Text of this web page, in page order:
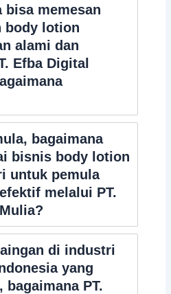
bisa memesan
body lotion
alami dan
Efba Digital
bagaimana
bisnis body lotion
untuk pemula
melalui PT.
di industri
yang
bagaimana PT.